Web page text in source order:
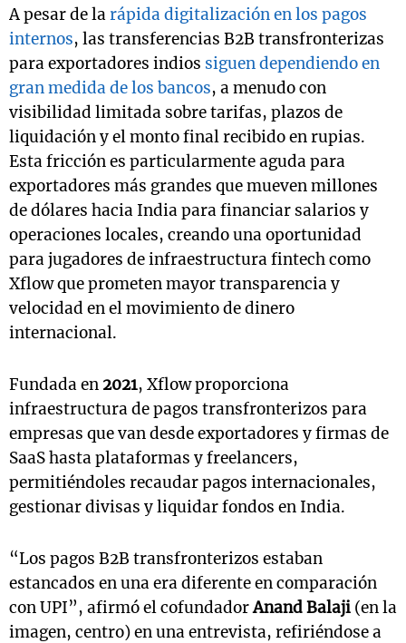
A pesar de larápida digitalización en los pagos
internos, las transferencias B2B transfronterizas
para exportadores indios siguen dependiendo en
gran medida de los bancos, a menudo con
visibilidad limitada sobre tarifas, plazos de
liquidación y el monto final recibido en rupias.
Esta fricción es particularmente aguda para
exportadores más grandes que mueven millones
de dólares hacia India para financiar salarios y
operaciones locales, creando una oportunidad
para jugadores de infraestructura fintech como
Xflow que prometen mayor transparencia y
velocidad en el movimiento de dinero
internacional.
Fundada en 2021, Xflow proporciona
infraestructura de pagos transfronterizos para
empresas que van desde exportadores y firmas de
SaaS hasta plataformas y freelancers,
permitiéndoles recaudar pagos internacionales,
gestionar divisas y liquidar fondos en India.
“Los pagos B2B transfronterizos estaban
estancados en una era diferente en comparación
con UPI”, afirmó el cofundadorAnand Balaji (en la
imagen, centro) en una entrevista, refiriéndose a